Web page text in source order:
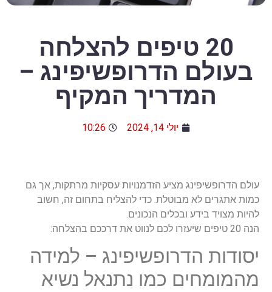
20 טיפים להצלחה
בעולם הדרופשיפינג –
המדריך המקיף
יולי 14, 2024 10:26
עולם הדרופשיפינג מציע הזדמנויות עסקיות מרתקות, אך גם
כמות אתגרים לא מבוטלת. כדי להצליח בתחום זה, חשוב
להיות מצויד בידע ובכלים הנכונים.
הנה 20 טיפים שיעזרו לכם לנווט את דרככם בהצלחה:
יסודות הדרופשיפינג – למידה
מהמומחים כמו נתנאל נשיא